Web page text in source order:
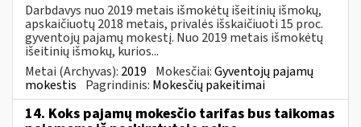
Darbdavys nuo 2019 metais išmokėtų išeitinių išmokų,
apskaičiuotų 2018 metais, privalės išskaičiuoti 15 proc.
gyventojų pajamų mokestį. Nuo 2019 metais išmokėtų
išeitinių išmokų, kurios...
Metai (Archyvas): 2019 Mokesčiai:Gyventojų pajamų
mokestis Pagrindinis: Mokesčių pakeitimai
14. Koks pajamų mokesčio tarifas bus taikomas